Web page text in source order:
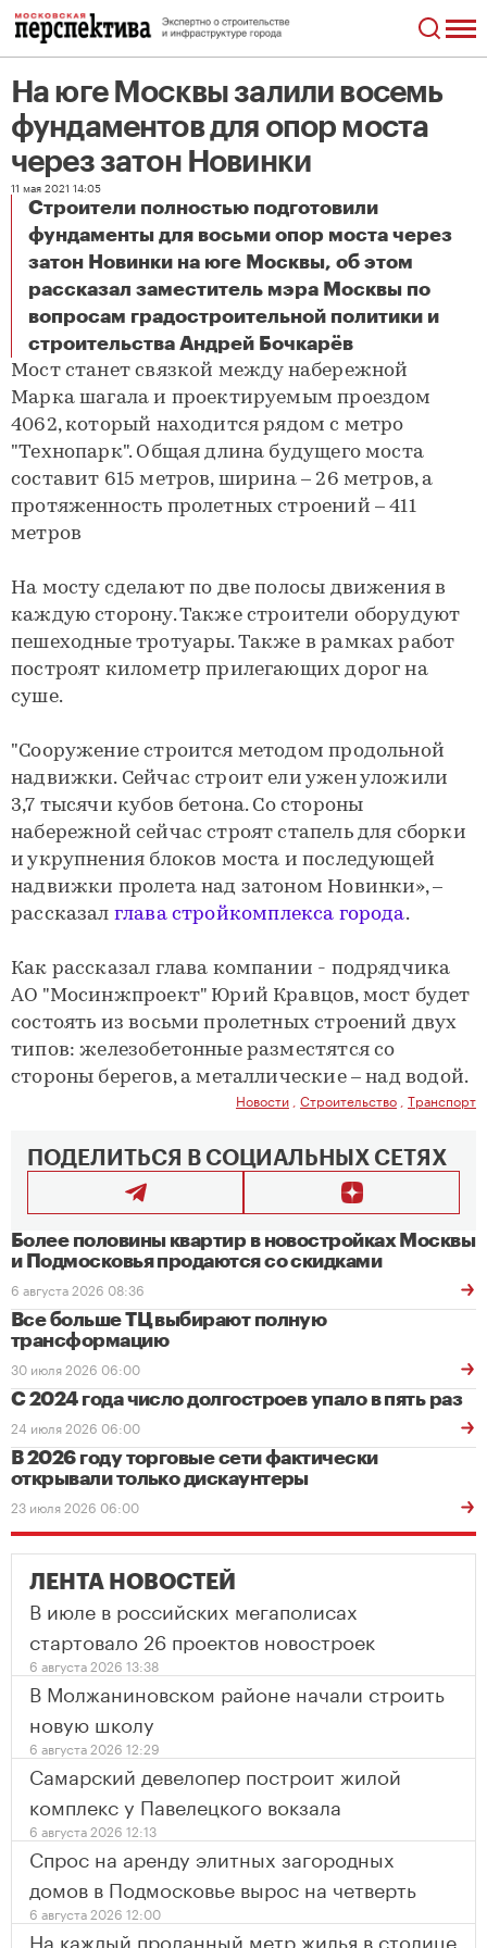
На юге Москвы залили восемь
фундаментов для опор моста
через затон Новинки
11 мая 2021 14:05
Строители полностью подготовили
фундаменты для восьми опор моста через
затон Новинки на юге Москвы, об этом
рассказал заместитель мэра Москвы по
вопросам градостроительной политики и
строительства Андрей Бочкарёв
Мост станет связкой между набережной
Марка шагала и проектируемым проездом
4062, который находится рядом с метро
"Технопарк". Общая длина будущего моста
составит 615 метров, ширина – 26 метров, а
протяженность пролетных строений – 411
метров
На мосту сделают по две полосы движения в
каждую сторону. Также строители оборудуют
пешеходные тротуары. Также в рамках работ
построят километр прилегающих дорог на
суше.
"Сооружение строится методом продольной
надвижки. Сейчас строит ели ужен уложили
3,7 тысячи кубов бетона. Со стороны
набережной сейчас строят стапель для сборки
и укрупнения блоков моста и последующей
надвижки пролета над затоном Новинки», –
рассказал глава стройкомплекса города.
Как рассказал глава компании - подрядчика
АО "Мосинжпроект" Юрий Кравцов, мост будет
состоять из восьми пролетных строений двух
типов: железобетонные разместятся со
стороны берегов, а металлические – над водой.
Новости Строительство Транспорт
ПОДЕЛИТЬСЯ В СОЦИАЛЬНЫХ СЕТЯХ
Более половины квартир в новостройках Москвы
и Подмосковья продаются со скидками
6 августа 2026 08:36
Все больше ТЦ выбирают полную
трансформацию
30 июля 2026 06:00
С 2024 года число долгостроев упало в пять раз
24 июля 2026 06:00
В 2026 году торговые сети фактически
открывали только дискаунтеры
23 июля 2026 06:00
ЛЕНТА НОВОСТЕЙ
В июле в российских мегаполисах
стартовало 26 проектов новостроек
6 августа 2026 13:38
В Молжаниновском районе начали строить
новую школу
6 августа 2026 12:29
Самарский девелопер построит жилой
комплекс у Павелецкого вокзала
6 августа 2026 12:13
Спрос на аренду элитных загородных
домов в Подмосковье вырос на четверть
6 августа 2026 12:00
На каждый проданный метр жилья в столице